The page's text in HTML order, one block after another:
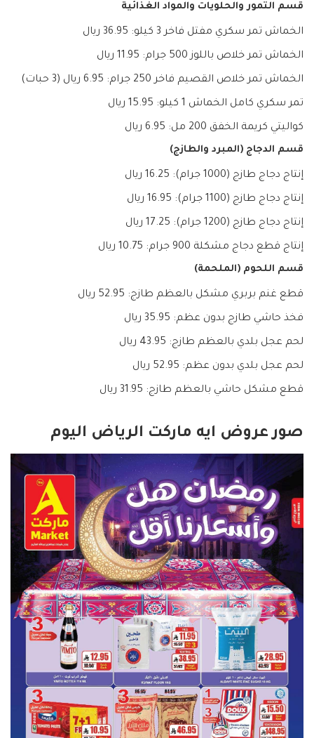
قسم التمور والحلويات والمواد الغذائية
الخماش تمر سكري مفتل فاخر 3 كيلو: 36.95 ريال
الخماش تمر خلاص باللوز 500 جرام: 11.95 ريال
الخماش تمر خلاص القصيم فاخر 250 جرام: 6.95 ريال (3 حبات)
تمر سكري كامل الخماش 1 كيلو: 15.95 ريال
كواليتي كريمة الخفق 200 مل: 6.95 ريال
قسم الدجاج (المبرد والطازج)
إنتاج دجاج طازج (1000 جرام): 16.25 ريال
إنتاج دجاج طازج (1100 جرام): 16.95 ريال
إنتاج دجاج طازج (1200 جرام): 17.25 ريال
إنتاج قطع دجاج مشكلة 900 جرام: 10.75 ريال
قسم اللحوم (الملحمة)
قطع غنم بربري مشكل بالعظم طازج: 52.95 ريال
فخذ حاشي طازج بدون عظم: 35.95 ريال
لحم عجل بلدي بالعظم طازج: 43.95 ريال
لحم عجل بلدي بدون عظم: 52.95 ريال
قطع مشكل حاشي بالعظم طازج: 31.95 ريال
صور عروض ايه ماركت الرياض اليوم